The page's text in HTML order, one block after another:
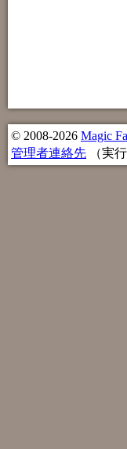
© 2008-2026 Magic
管理者連絡先 （実